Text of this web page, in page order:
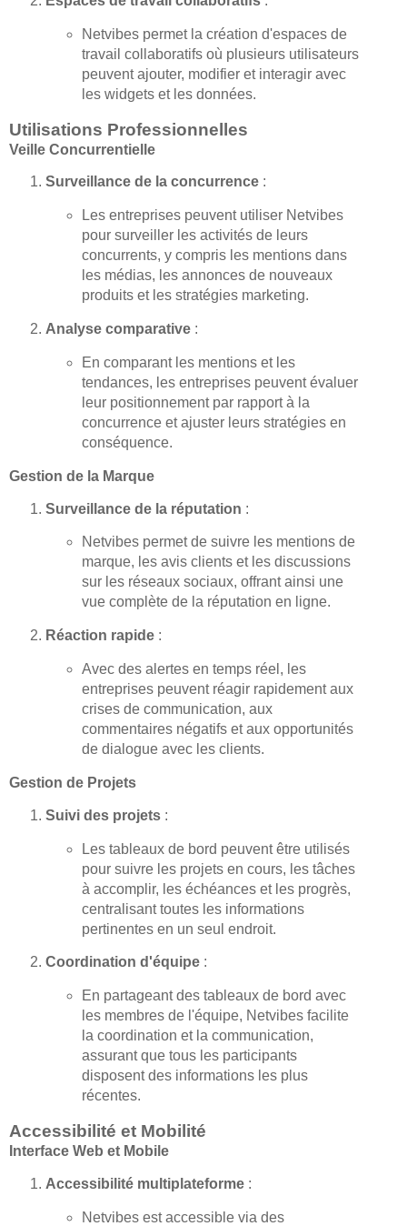
Netvibes permet la création d'espaces de
travail collaboratifs où plusieurs utilisateurs
peuvent ajouter, modifier et interagir avec
les widgets et les données.
Utilisations Professionnelles
Veille Concurrentielle
Surveillance de la concurrence :
Les entreprises peuvent utiliser Netvibes
pour surveiller les activités de leurs
concurrents, y compris les mentions dans
les médias, les annonces de nouveaux
produits et les stratégies marketing.
Analyse comparative :
En comparant les mentions et les
tendances, les entreprises peuvent évaluer
leur positionnement par rapport à la
concurrence et ajuster leurs stratégies en
conséquence.
Gestion de la Marque
Surveillance de la réputation :
Netvibes permet de suivre les mentions de
marque, les avis clients et les discussions
sur les réseaux sociaux, offrant ainsi une
vue complète de la réputation en ligne.
Réaction rapide :
Avec des alertes en temps réel, les
entreprises peuvent réagir rapidement aux
crises de communication, aux
commentaires négatifs et aux opportunités
de dialogue avec les clients.
Gestion de Projets
Suivi des projets :
Les tableaux de bord peuvent être utilisés
pour suivre les projets en cours, les tâches
à accomplir, les échéances et les progrès,
centralisant toutes les informations
pertinentes en un seul endroit.
Coordination d'équipe :
En partageant des tableaux de bord avec
les membres de l'équipe, Netvibes facilite
la coordination et la communication,
assurant que tous les participants
disposent des informations les plus
récentes.
Accessibilité et Mobilité
Interface Web et Mobile
Accessibilité multiplateforme :
Netvibes est accessible via des